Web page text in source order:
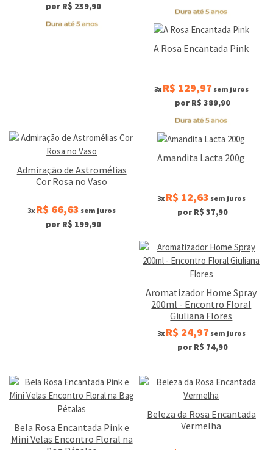
por R$ 239,90
A Rosa Encantada Pink
3x R$ 129,97 sem juros
por R$ 389,90
Admiração de Astromélias
Cor Rosa no Vaso
3x R$ 66,63 sem juros
por R$ 199,90
Amandita Lacta 200g
3x R$ 12,63 sem juros
por R$ 37,90
Aromatizador Home Spray
200ml - Encontro Floral
Giuliana Flores
3x R$ 24,97 sem juros
por R$ 74,90
Bela Rosa Encantada Pink e
Mini Velas Encontro Floral na
Beleza da Rosa Encantada
Vermelha